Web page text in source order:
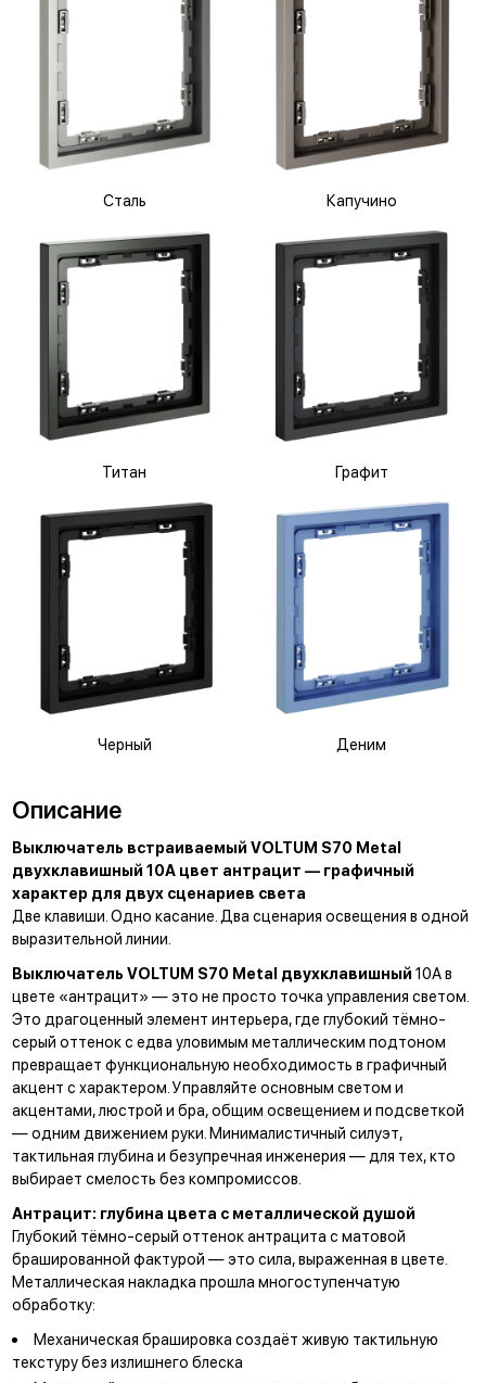
Сталь Капучино
Титан Графит
Черный Деним
Описание
Выключатель встраиваемый VOLTUM S70 Metal
двухклавишный 10А цвет антрацит — графичный
характер для двух сценариев света
Две клавиши. Одно касание. Два сценария освещения в одной
выразительной линии.
Выключатель VOLTUM S70 Metal двухклавишный 10А в
цвете «антрацит» — это не просто точка управления светом.
Это драгоценный элемент интерьера, где глубокий тёмно-
серый оттенок с едва уловимым металлическим подтоном
превращает функциональную необходимость в графичный
акцент с характером. Управляйте основным светом и
акцентами, люстрой и бра, общим освещением и подсветкой
— одним движением руки. Минималистичный силуэт,
тактильная глубина и безупречная инженерия — для тех, кто
выбирает смелость без компромиссов.
Антрацит: глубина цвета с металлической душой
Глубокий тёмно-серый оттенок антрацита с матовой
брашированной фактурой — это сила, выраженная в цвете.
Металлическая накладка прошла многоступенчатую
обработку:
Механическая брашировка создаёт живую тактильную
текстуру без излишнего блеска